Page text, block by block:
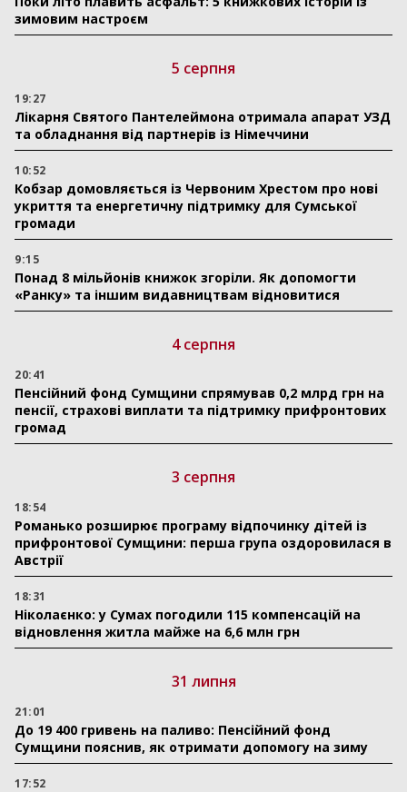
зимовим настроєм
5 серпня
19:27
Лікарня Святого Пантелеймона отримала апарат УЗД
та обладнання від партнерів із Німеччини
10:52
Кобзар домовляється із Червоним Хрестом про нові
укриття та енергетичну підтримку для Сумської
громади
9:15
Понад 8 мільйонів книжок згоріли. Як допомогти
«Ранку» та іншим видавництвам відновитися
4 серпня
20:41
Пенсійний фонд Сумщини спрямував 0,2 млрд грн на
пенсії, страхові виплати та підтримку прифронтових
громад
3 серпня
18:54
Романько розширює програму відпочинку дітей із
прифронтової Сумщини: перша група оздоровилася в
Австрії
18:31
Ніколаєнко: у Сумах погодили 115 компенсацій на
відновлення житла майже на 6,6 млн грн
31 липня
21:01
До 19 400 гривень на паливо: Пенсійний фонд
Сумщини пояснив, як отримати допомогу на зиму
17:52